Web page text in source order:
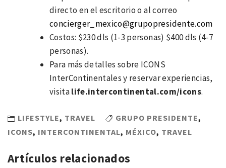
directo en el escritorio o al correo
concierger_mexico@grupopresidente.com
Costos: $230 dls (1-3 personas) $400 dls (4-7
personas).
Para más detalles sobre ICONS
InterContinentales y reservar experiencias,
visitalife.intercontinental.com/icons.
LIFESTYLE, TRAVEL GRUPO PRESIDENTE,
ICONS, INTERCONTINENTAL, MÉXICO, TRAVEL
Artículos relacionados